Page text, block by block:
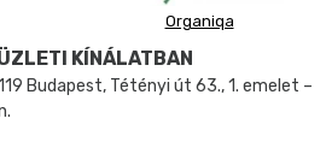
Organiqa
KÍNÁLATBAN
Budapest, Tétényi út 63., 1. emelet –